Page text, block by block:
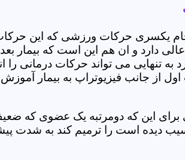
یکسری حرکات ورزشی که این
دارد و ان هم این است که بیمار
به تنهایی می تواند حرکات درمانی
اول از جانب فیزیوتراپ به بیمار
برای این که دومرتبه یک عضوی که
دیده است را ترمیم کند به شدت